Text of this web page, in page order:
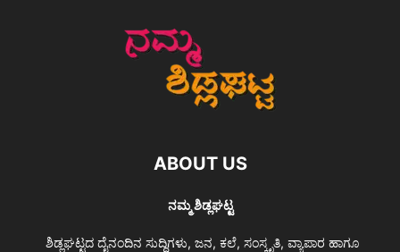
ABOUT US
ನಮ್ಮ ಶಿಡ್ಲಘಟ್ಟ
ಶಿಡ್ಲಘಟ್ಟದ ದೈನಂದಿನ ಸುದ್ದಿಗಳು, ಜನ, ಕಲೆ, ಸಂಸ್ಕೃತಿ, ವ್ಯಾಪಾರ ಹಾಗೂ